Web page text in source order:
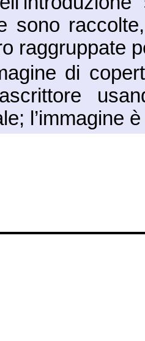
sono
raggruppate
di
l’immagine